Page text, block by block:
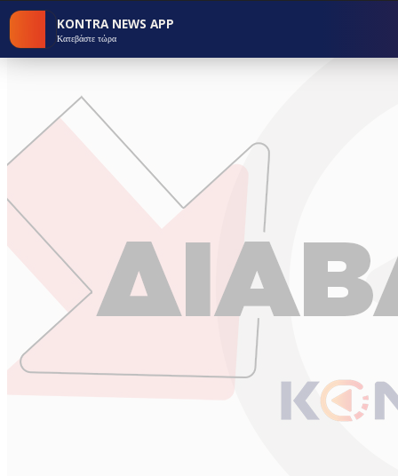
KONTRA NEWS APP
Κατεβάστε τώρα